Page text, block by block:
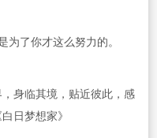
为了你才这么努力的。
身临其境，贴近彼此，感
日梦想家》